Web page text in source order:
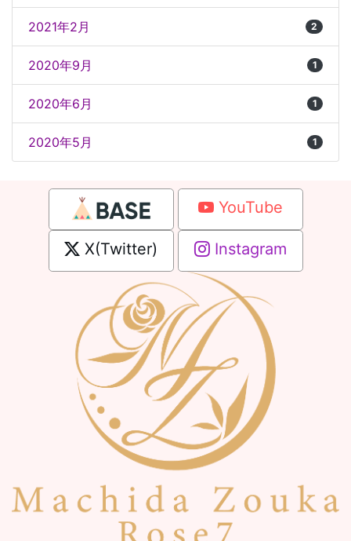
2021年2月 2
2020年9月 1
2020年6月 1
2020年5月 1
YouTube
X(Twitter) Instagram